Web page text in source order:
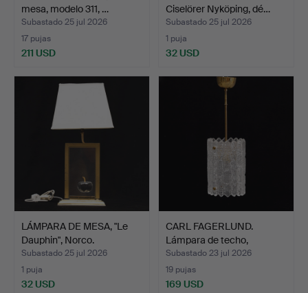
mesa, modelo 311, …
Subastado 25 jul 2026
17 pujas
211 USD
Ciselörer Nyköping, dé…
Subastado 25 jul 2026
1 puja
32 USD
LÁMPARA DE MESA, "Le
Dauphin", Norco.
Subastado 25 jul 2026
1 puja
32 USD
CARL FAGERLUND.
Lámpara de techo,
Orrefors.
Subastado 23 jul 2026
19 pujas
169 USD